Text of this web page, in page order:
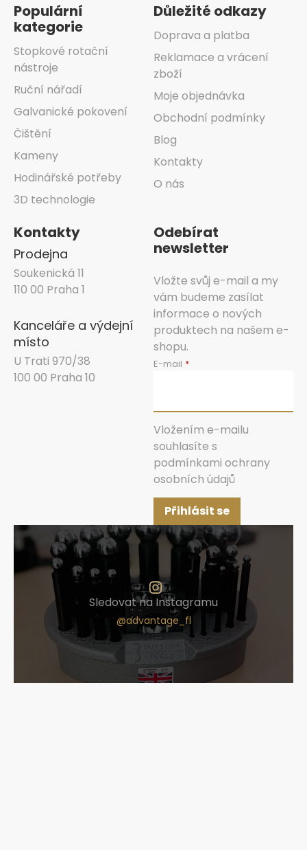
Populární
kategorie
Stopkové rotační
nástroje
Ruční nářadí
Galvanické pokovení
Čištění
Kameny
Hodinářské potřeby
3D technologie
Důležité odkazy
Doprava a platba
Reklamace a vrácení
zboží
Moje objednávka
Obchodní podmínky
Blog
Kontakty
O nás
Kontakty
Prodejna
Soukenická 11
110 00 Praha 1
Kanceláře a výdejní
místo
U Trati 970/38
100 00 Praha 10
Odebírat
newsletter
Vložte svůj e-mail a my
vám budeme zasílat
informace o nových
produktech na našem e-
shopu.
E-mail
Vložením e-mailu
souhlasíte s
podmínkami ochrany
osobních údajů
Přihlásit se
Sledovat na Instagramu